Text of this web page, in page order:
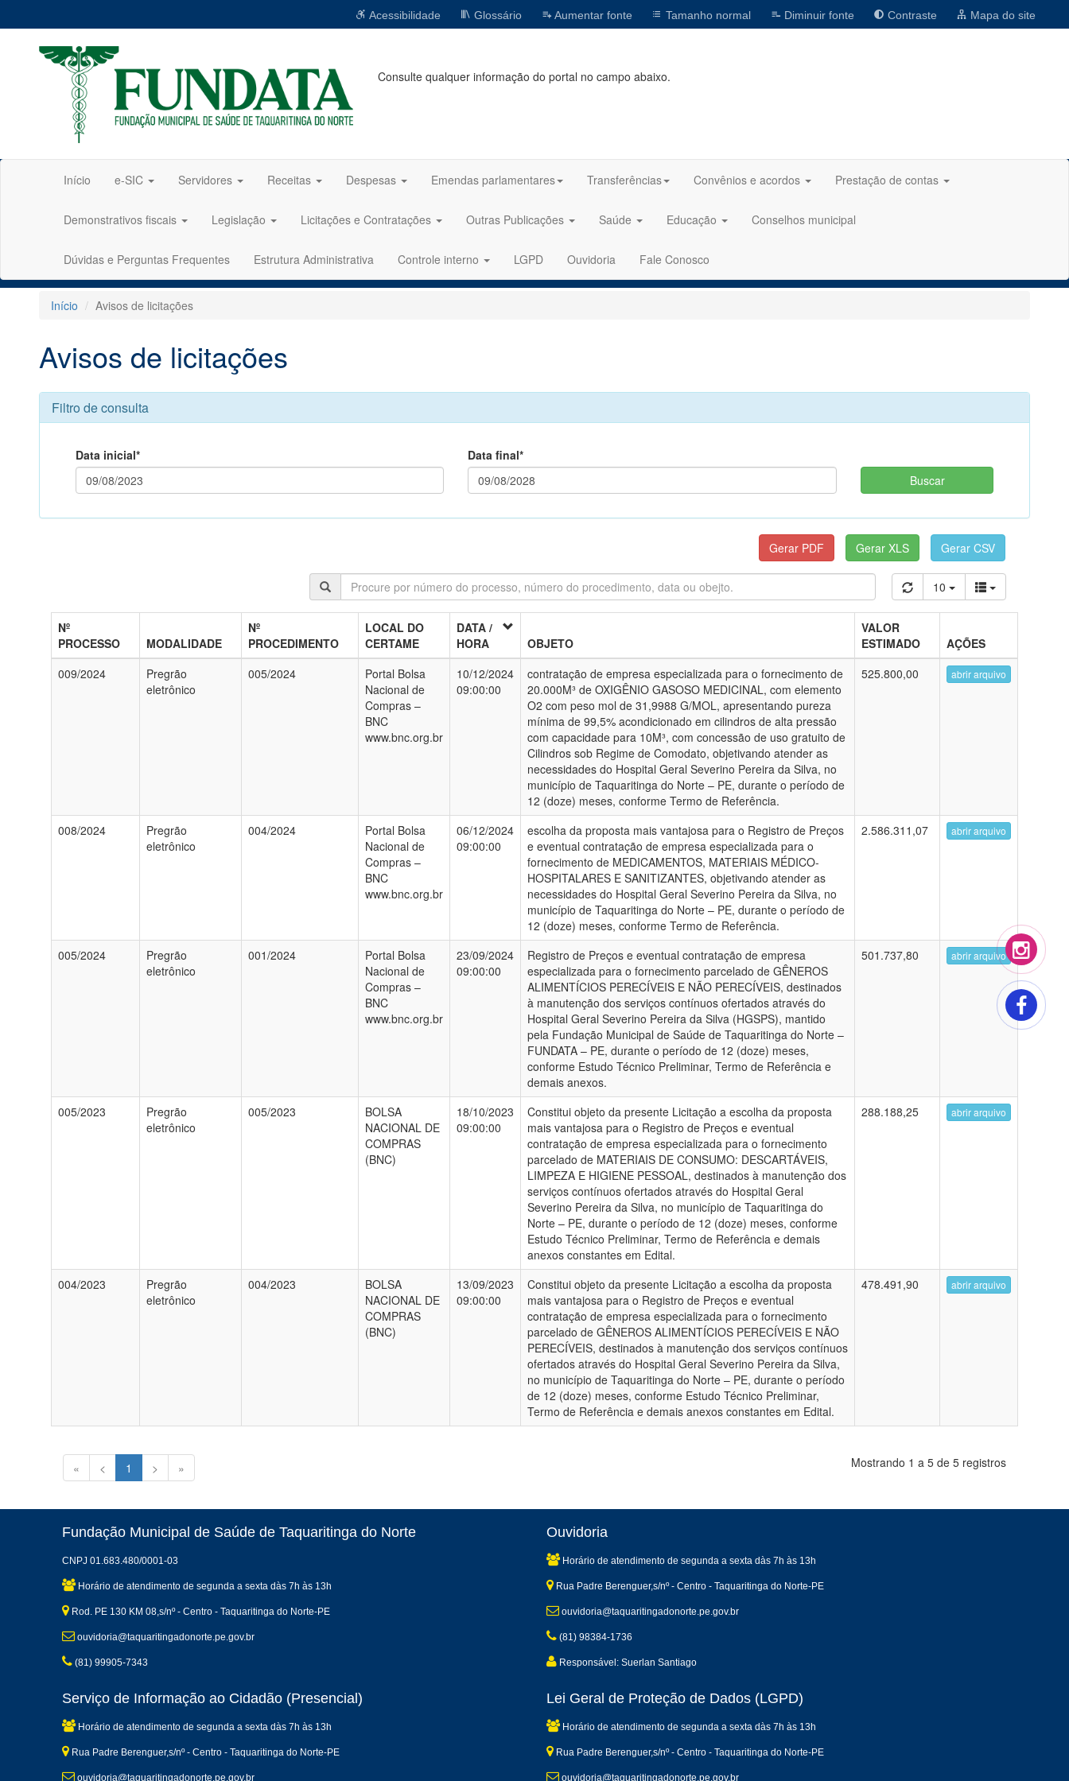
Acessibilidade Glossário Aumentar fonte Tamanho normal Diminuir fonte Contraste Mapa do site
Consulte qualquer informação do portal no campo abaixo.
Início e-SIC Servidores Receitas Despesas Emendas parlamentares Transferências Convênios e acordos Prestação de contas
Demonstrativos fiscais Legislação Licitações e Contratações Outras Publicações Saúde Educação Conselhos municipal
Dúvidas e Perguntas Frequentes Estrutura Administrativa Controle interno LGPD Ouvidoria Fale Conosco
Início Avisos de licitações
Avisos de licitações
Filtro de consulta
Data inicial* Data final*
10
Nº
PROCESSO
MODALIDADE
Nº
PROCEDIMENTO
LOCAL DO
CERTAME
DATA /
HORA
OBJETO
VALOR
ESTIMADO
AÇÕES
009/2024
Pregrão
eletrônico
005/2024
Portal Bolsa
Nacional de
Compras –
BNC
www.bnc.org.br
10/12/2024
09:00:00
contratação de empresa especializada para o fornecimento de
20.000M³ de OXIGÊNIO GASOSO MEDICINAL, com elemento
O2 com peso mol de 31,9988 G/MOL, apresentando pureza
mínima de 99,5% acondicionado em cilindros de alta pressão
com capacidade para 10M³, com concessão de uso gratuito de
Cilindros sob Regime de Comodato, objetivando atender as
necessidades do Hospital Geral Severino Pereira da Silva, no
município de Taquaritinga do Norte – PE, durante o período de
12 (doze) meses, conforme Termo de Referência.
525.800,00 abrir arquivo
008/2024
Pregrão
eletrônico
004/2024
Portal Bolsa
Nacional de
Compras –
BNC
www.bnc.org.br
06/12/2024
09:00:00
escolha da proposta mais vantajosa para o Registro de Preços
e eventual contratação de empresa especializada para o
fornecimento de MEDICAMENTOS, MATERIAIS MÉDICO-
HOSPITALARES E SANITIZANTES, objetivando atender as
necessidades do Hospital Geral Severino Pereira da Silva, no
município de Taquaritinga do Norte – PE, durante o período de
12 (doze) meses, conforme Termo de Referência.
2.586.311,07 abrir arquivo
005/2024
Pregrão
eletrônico
001/2024
Portal Bolsa
Nacional de
Compras –
BNC
www.bnc.org.br
23/09/2024
09:00:00
Registro de Preços e eventual contratação de empresa
especializada para o fornecimento parcelado de GÊNEROS
ALIMENTÍCIOS PERECÍVEIS E NÃO PERECÍVEIS, destinados
à manutenção dos serviços contínuos ofertados através do
Hospital Geral Severino Pereira da Silva (HGSPS), mantido
pela Fundação Municipal de Saúde de Taquaritinga do Norte –
FUNDATA – PE, durante o período de 12 (doze) meses,
conforme Estudo Técnico Preliminar, Termo de Referência e
demais anexos.
501.737,80 abrir arquivo
005/2023
Pregrão
eletrônico
005/2023
BOLSA
NACIONAL DE
COMPRAS
(BNC)
18/10/2023
09:00:00
Constitui objeto da presente Licitação a escolha da proposta
mais vantajosa para o Registro de Preços e eventual
contratação de empresa especializada para o fornecimento
parcelado de MATERIAIS DE CONSUMO: DESCARTÁVEIS,
LIMPEZA E HIGIENE PESSOAL, destinados à manutenção dos
serviços contínuos ofertados através do Hospital Geral
Severino Pereira da Silva, no município de Taquaritinga do
Norte – PE, durante o período de 12 (doze) meses, conforme
Estudo Técnico Preliminar, Termo de Referência e demais
anexos constantes em Edital.
288.188,25 abrir arquivo
004/2023
Pregrão
eletrônico
004/2023
BOLSA
NACIONAL DE
COMPRAS
(BNC)
13/09/2023
09:00:00
Constitui objeto da presente Licitação a escolha da proposta
mais vantajosa para o Registro de Preços e eventual
contratação de empresa especializada para o fornecimento
parcelado de GÊNEROS ALIMENTÍCIOS PERECÍVEIS E NÃO
PERECÍVEIS, destinados à manutenção dos serviços contínuos
ofertados através do Hospital Geral Severino Pereira da Silva,
no município de Taquaritinga do Norte – PE, durante o período
de 12 (doze) meses, conforme Estudo Técnico Preliminar,
Termo de Referência e demais anexos constantes em Edital.
478.491,90 abrir arquivo
« < 1 > » Mostrando 1 a 5 de 5 registros
Fundação Municipal de Saúde de Taquaritinga do Norte
CNPJ 01.683.480/0001-03
Horário de atendimento de segunda a sexta dàs 7h às 13h
Rod. PE 130 KM 08,s/nº - Centro - Taquaritinga do Norte-PE
ouvidoria@taquaritingadonorte.pe.gov.br
(81) 99905-7343
Ouvidoria
Horário de atendimento de segunda a sexta dàs 7h às 13h
Rua Padre Berenguer,s/nº - Centro - Taquaritinga do Norte-PE
ouvidoria@taquaritingadonorte.pe.gov.br
(81) 98384-1736
Responsável: Suerlan Santiago
Serviço de Informação ao Cidadão (Presencial)
Horário de atendimento de segunda a sexta dàs 7h às 13h
Rua Padre Berenguer,s/nº - Centro - Taquaritinga do Norte-PE
ouvidoria@taquaritingadonorte.pe.gov.br
Lei Geral de Proteção de Dados (LGPD)
Horário de atendimento de segunda a sexta dàs 7h às 13h
Rua Padre Berenguer,s/nº - Centro - Taquaritinga do Norte-PE
ouvidoria@taquaritingadonorte.pe.gov.br